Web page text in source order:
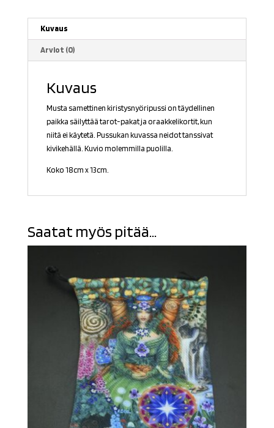
Kuvaus
Arviot (0)
Kuvaus
Musta samettinen kiristysnyöripussi on täydellinen
paikka säilyttää tarot-pakat ja oraakkelikortit, kun
niitä ei käytetä. Pussukan kuvassa neidot tanssivat
kivikehällä. Kuvio molemmilla puolilla.
Koko 18cm x 13cm.
Saatat myös pitää...